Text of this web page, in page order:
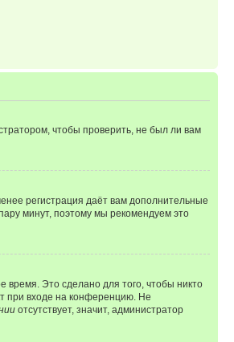
чтобы проверить, не был ли вам
регистрация даёт вам дополнительные
минут, поэтому мы рекомендуем это
время. Это сделано для того, чтобы никто
при входе на конференцию. Не
отсутствует, значит, администратор